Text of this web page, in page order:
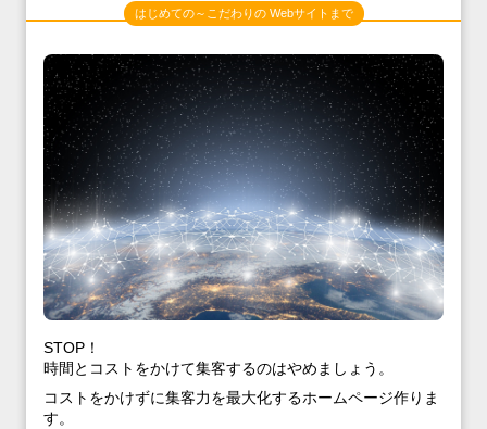
はじめての～こだわりの Webサイトまで
STOP！
時間とコストをかけて集客するのはやめましょう。
コストをかけずに集客力を最大化するホームページ作りま
す。